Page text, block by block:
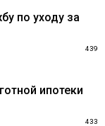
по уходу за
439
ипотеки
433